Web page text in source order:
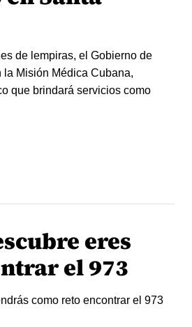
de lempiras, el Gobierno de
Misión Médica Cubana,
que brindará servicios como
eres
el 973
como reto encontrar el 973